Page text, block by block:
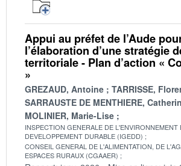
Appui au préfet de l’Aude
l’élaboration d’une stratégie
territoriale - Plan d’action «
»
GREZAUD, Antoine
TARRISSE,
SARRAUSTE DE MENTHIERE,
MOLINIER, Marie-Lise
INSPECTION GENERALE DE L'ENVIRONNEMENT
DEVELOPPEMENT DURABLE (IGEDD)
CONSEIL GENERAL DE L'ALIMENTATION, DE
ESPACES RURAUX (CGAAER)